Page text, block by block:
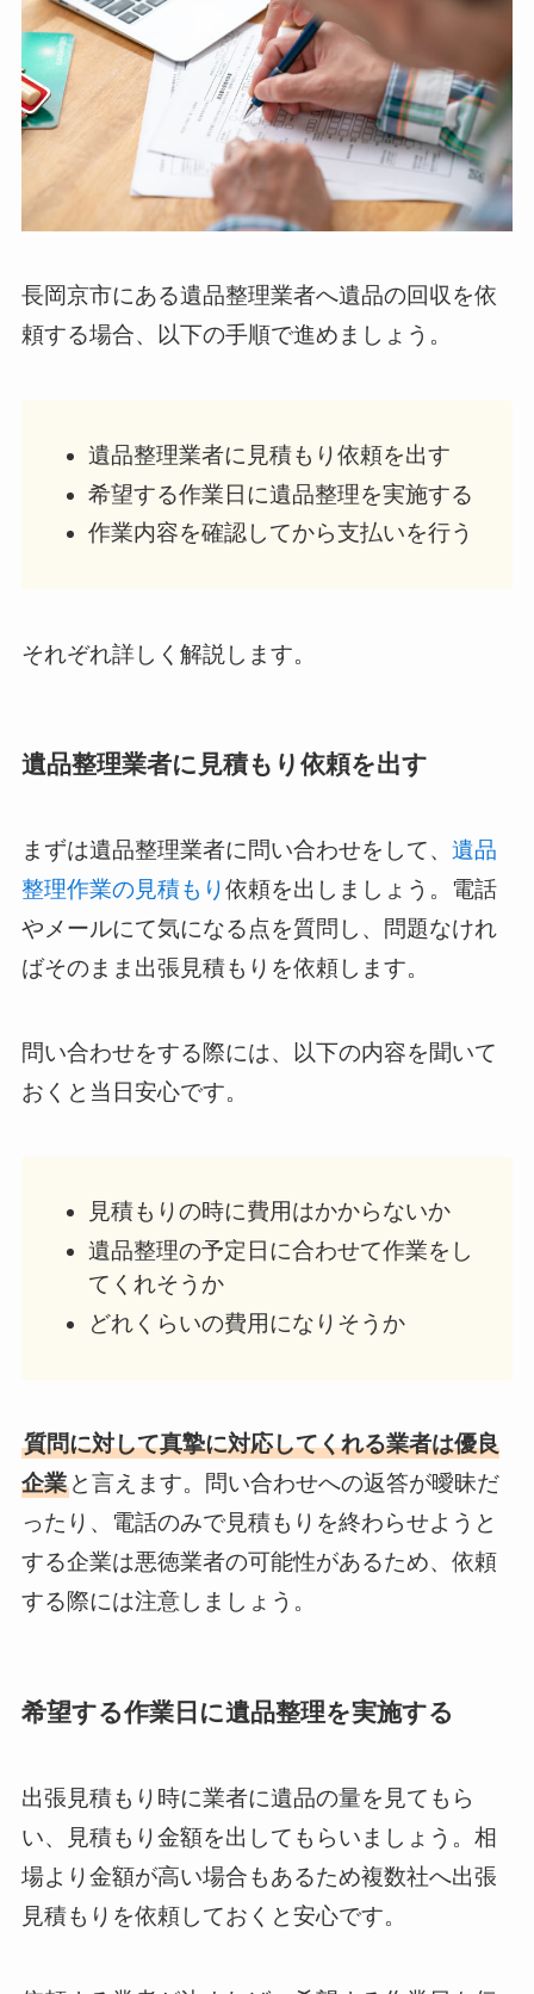
長岡京市にある遺品整理業者へ遺品の回収を依
頼する場合、以下の手順で進めましょう。
遺品整理業者に見積もり依頼を出す
希望する作業日に遺品整理を実施する
作業内容を確認してから支払いを行う
それぞれ詳しく解説します。
遺品整理業者に見積もり依頼を出す
まずは遺品整理業者に問い合わせをして、 遺品
整理作業の見積もり依頼を出しましょう。電話
やメールにて気になる点を質問し、問題なけれ
ばそのまま出張見積もりを依頼します。
問い合わせをする際には、以下の内容を聞いて
おくと当日安心です。
見積もりの時に費用はかからないか
遺品整理の予定日に合わせて作業をし
てくれそうか
どれくらいの費用になりそうか
質問に対して真摯に対応してくれる業者は優良
企業と言えます。問い合わせへの返答が曖昧だ
ったり、電話のみで見積もりを終わらせようと
する企業は悪徳業者の可能性があるため、依頼
する際には注意しましょう。
希望する作業日に遺品整理を実施する
出張見積もり時に業者に遺品の量を見てもら
い、見積もり金額を出してもらいましょう。相
場より金額が高い場合もあるため複数社へ出張
見積もりを依頼しておくと安心です。